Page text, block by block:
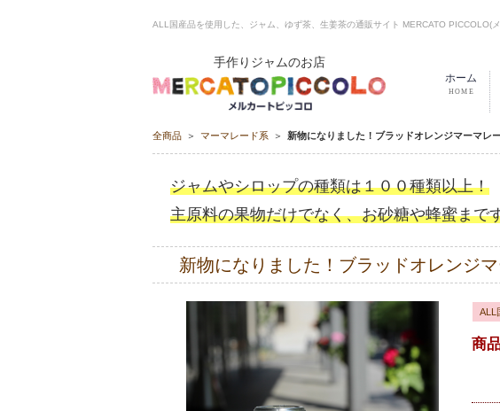
ALL国産品を使用した、ジャム、ゆず茶、生姜茶の通販サイト MERCATO PICCOLO(
手作りジャムのお店
ホーム
全商品 マーマレード系 新物になりました！ブラッドオレンジマーマレ
ジャムやシロップの種類は１００種類以上！
主原料の果物だけでなく、お砂糖や蜂蜜まで
新物になりました！ブラッドオレンジ
ALL
商